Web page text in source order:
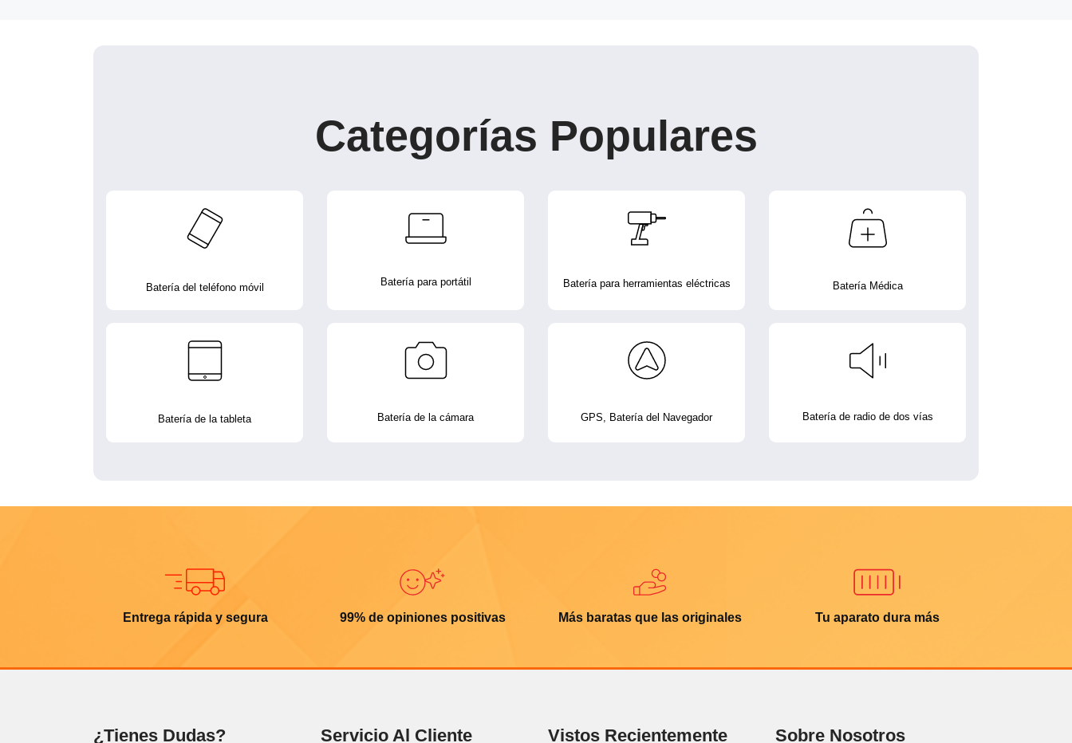
Categorías Populares
Batería del teléfono móvil Batería para portátil Batería para herramientas eléctricas Batería Médica
Batería de la tableta Batería de la cámara GPS, Batería del Navegador Batería de radio de dos vías
Entrega rápida y segura 99% de opiniones positivas Más baratas que las originales Tu aparato dura más
¿Tienes Dudas? Servicio Al Cliente Vistos Recientemente Sobre Nosotros